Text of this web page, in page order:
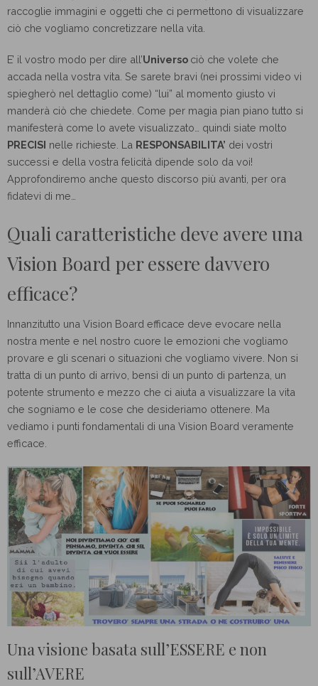
raccoglie immagini e oggetti che ci permettono di visualizzare
ciò che vogliamo concretizzare nella vita.
E’ il vostro modo per dire all’Universo ciò che volete che
accada nella vostra vita. Se sarete bravi (nei prossimi video vi
spiegherò nel dettaglio come) “lui” al momento giusto vi
manderà ciò che chiedete. Come per magia pian piano tutto si
manifesterà come lo avete visualizzato… quindi siate molto
PRECISI nelle richieste. La RESPONSABILITA’ dei vostri
successi e della vostra felicità dipende solo da voi!
Approfondiremo anche questo discorso più avanti, per ora
fidatevi di me…
Quali caratteristiche deve avere una
Vision Board per essere davvero
efficace?
Innanzitutto una Vision Board efficace deve evocare nella
nostra mente e nel nostro cuore le emozioni che vogliamo
provare e gli scenari o situazioni che vogliamo vivere. Non si
tratta di un punto di arrivo, bensì di un punto di partenza, un
potente strumento e mezzo che ci aiuta a visualizzare la vita
che sogniamo e le cose che desideriamo ottenere. Ma
vediamo i punti fondamentali di una Vision Board veramente
efficace.
Una visione basata sull’ESSERE e non
sull’AVERE